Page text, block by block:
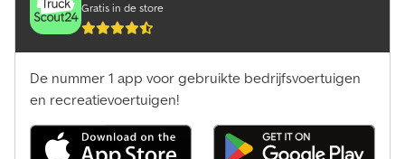
Gratis in de store
De nummer 1 app voor gebruikte bedrijfsvoertuigen
en recreatievoertuigen!